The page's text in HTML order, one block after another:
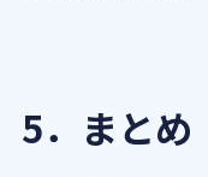
5．まとめ